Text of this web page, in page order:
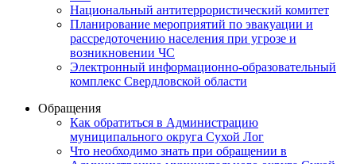
Национальный антитеррористический комитет
Планирование мероприятий по эвакуации и
рассредоточению населения при угрозе и
возникновении ЧС
Электронный информационно-образовательный
комплекс Свердловской области
Обращения
Как обратиться в Администрацию
муниципального округа Сухой Лог
Что необходимо знать при обращении в